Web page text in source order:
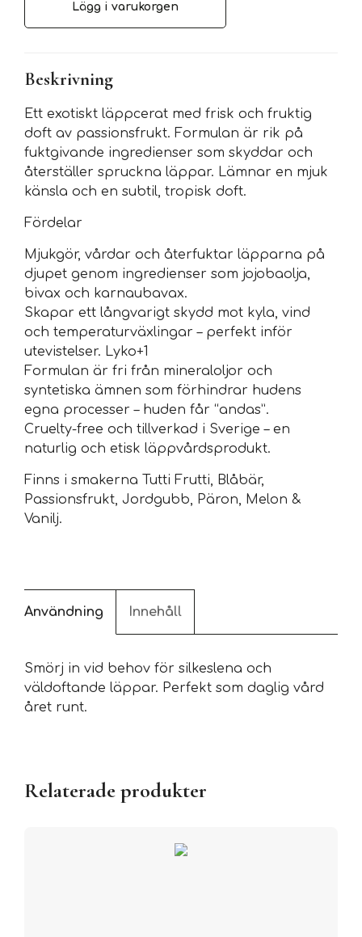
Lägg i varukorgen
Beskrivning
Ett exotiskt läppcerat med frisk och fruktig
doft av passionsfrukt. Formulan är rik på
fuktgivande ingredienser som skyddar och
återställer spruckna läppar. Lämnar en mjuk
känsla och en subtil, tropisk doft.
Fördelar
Mjukgör, vårdar och återfuktar läpparna på
djupet genom ingredienser som jojobaolja,
bivax och karnaubavax.
Skapar ett långvarigt skydd mot kyla, vind
och temperaturväxlingar – perfekt inför
utevistelser. Lyko+1
Formulan är fri från mineraloljor och
syntetiska ämnen som förhindrar hudens
egna processer – huden får “andas”.
Cruelty-free och tillverkad i Sverige – en
naturlig och etisk läppvårdsprodukt.
Finns i smakerna Tutti Frutti, Blåbär,
Passionsfrukt, Jordgubb, Päron, Melon &
Vanilj.
Användning Innehåll
Smörj in vid behov för silkeslena och
väldoftande läppar. Perfekt som daglig vård
året runt.
Relaterade produkter